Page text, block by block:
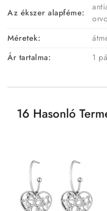
Az ékszer alapféme:
Méretek:
Ár tartalma:
1
16 Hasonló